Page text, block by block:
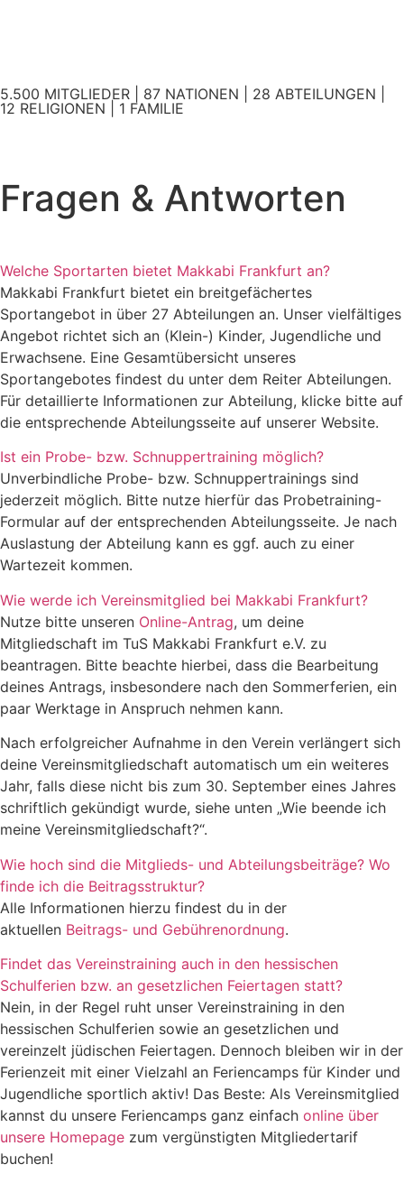
5.500 MITGLIEDER | 87 NATIONEN | 28 ABTEILUNGEN |
12 RELIGIONEN | 1 FAMILIE
Fragen & Antworten
Welche Sportarten bietet Makkabi Frankfurt an?
Makkabi Frankfurt bietet ein breitgefächertes
Sportangebot in über 27 Abteilungen an. Unser vielfältiges
Angebot richtet sich an (Klein-) Kinder, Jugendliche und
Erwachsene. Eine Gesamtübersicht unseres
Sportangebotes findest du unter dem Reiter Abteilungen.
Für detaillierte Informationen zur Abteilung, klicke bitte auf
die entsprechende Abteilungsseite auf unserer Website.
Ist ein Probe- bzw. Schnuppertraining möglich?
Unverbindliche Probe- bzw. Schnuppertrainings sind
jederzeit möglich. Bitte nutze hierfür das Probetraining-
Formular auf der entsprechenden Abteilungsseite. Je nach
Auslastung der Abteilung kann es ggf. auch zu einer
Wartezeit kommen.
Wie werde ich Vereinsmitglied bei Makkabi Frankfurt?
Nutze bitte unseren Online-Antrag, um deine
Mitgliedschaft im TuS Makkabi Frankfurt e.V. zu
beantragen. Bitte beachte hierbei, dass die Bearbeitung
deines Antrags, insbesondere nach den Sommerferien, ein
paar Werktage in Anspruch nehmen kann.
Nach erfolgreicher Aufnahme in den Verein verlängert sich
deine Vereinsmitgliedschaft automatisch um ein weiteres
Jahr, falls diese nicht bis zum 30. September eines Jahres
schriftlich gekündigt wurde, siehe unten „Wie beende ich
meine Vereinsmitgliedschaft?“.
Wie hoch sind die Mitglieds- und Abteilungsbeiträge? Wo
finde ich die Beitragsstruktur?
Alle Informationen hierzu findest du in der
aktuellen Beitrags- und Gebührenordnung.
Findet das Vereinstraining auch in den hessischen
Schulferien bzw. an gesetzlichen Feiertagen statt?
Nein, in der Regel ruht unser Vereinstraining in den
hessischen Schulferien sowie an gesetzlichen und
vereinzelt jüdischen Feiertagen. Dennoch bleiben wir in der
Ferienzeit mit einer Vielzahl an Feriencamps für Kinder und
Jugendliche sportlich aktiv! Das Beste: Als Vereinsmitglied
kannst du unsere Feriencamps ganz einfach online über
unsere Homepage zum vergünstigten Mitgliedertarif
buchen!